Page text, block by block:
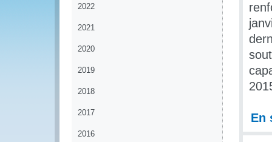
2022
2021
2020
2019
2018
2017
2016
En